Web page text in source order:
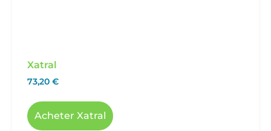
Xatral
73,20 €
Acheter Xatral